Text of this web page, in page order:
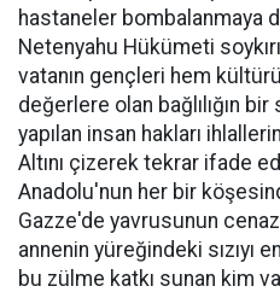
hastaneler bombalanmaya
Netenyahu Hükümeti
vatanın gençleri hem
değerlere olan bağlılığın
yapılan insan hakları
Altını çizerek tekrar ifade
Anadolu'nun her bir
Gazze'de yavrusunun
annenin yüreğindeki sızıyı
bu zülme katkı sunan kim